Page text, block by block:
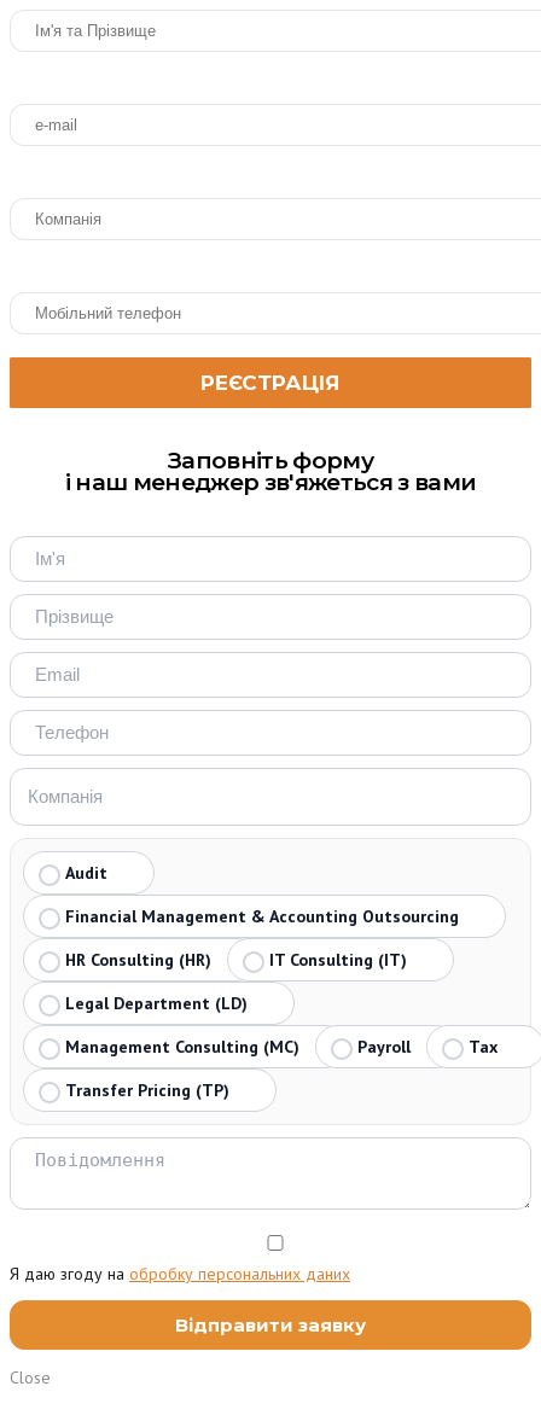
Заповніть форму
і наш менеджер зв'яжеться з вами
Audit
Financial Management & Accounting Outsourcing
HR Consulting (HR)
IT Consulting (IT)
Legal Department (LD)
Management Consulting (MC)
Payroll
Tax
Transfer Pricing (TP)
Я даю згоду на обробку персональних даних
Close